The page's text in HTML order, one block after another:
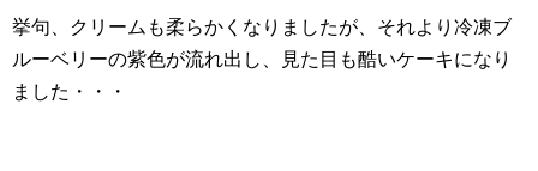
挙句、クリームも柔らかくなりましたが、それより冷凍ブ
ルーベリーの紫色が流れ出し、見た目も酷いケーキになり
ました・・・